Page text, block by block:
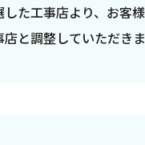
した工事店より、お客
と調整していただきま